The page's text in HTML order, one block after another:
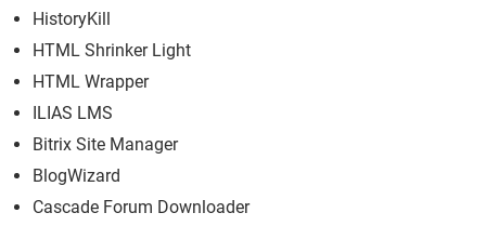
HistoryKill
HTML Shrinker Light
HTML Wrapper
ILIAS LMS
Bitrix Site Manager
BlogWizard
Cascade Forum Downloader